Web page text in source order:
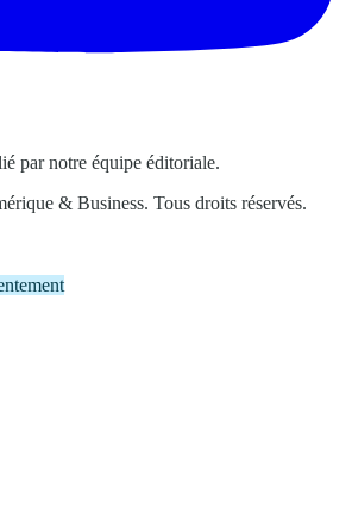
par notre équipe éditoriale.
& Business. Tous droits réservés.